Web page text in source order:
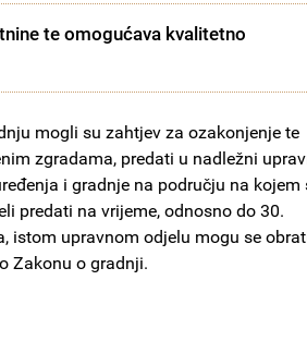
te omogućava kvalitetno
mogli su zahtjev za ozakonjenje te
zgradama, predati u nadležni
i gradnje na području na kojem
predati na vrijeme, odnosno do 30.
istom upravnom odjelu mogu se
Zakonu o gradnji.